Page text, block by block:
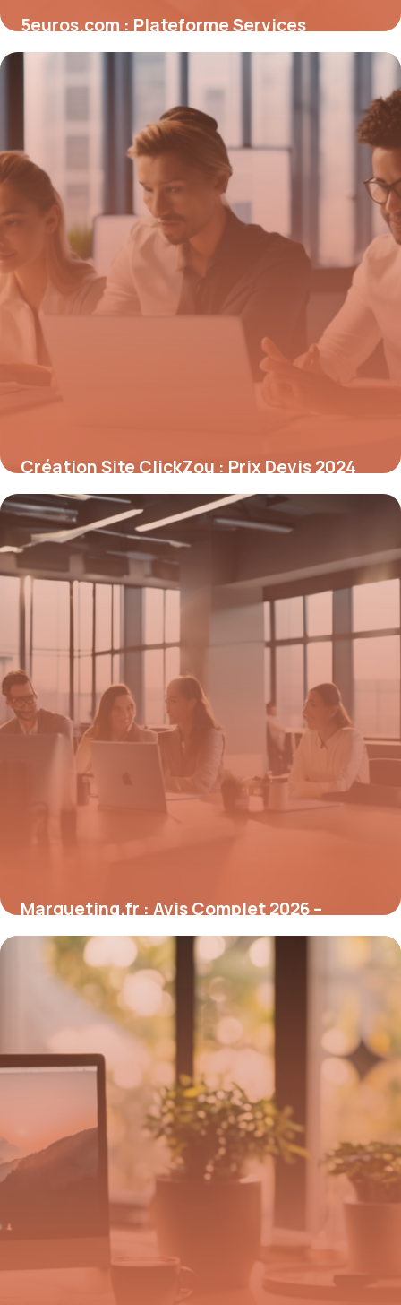
5euros.com : Plateforme Services
Freelance
Création Site ClickZou : Prix Devis 2024
8 mai 2026
Marqueting.fr : Avis Complet 2026 –
Plateforme Marketing
7 mai 2026